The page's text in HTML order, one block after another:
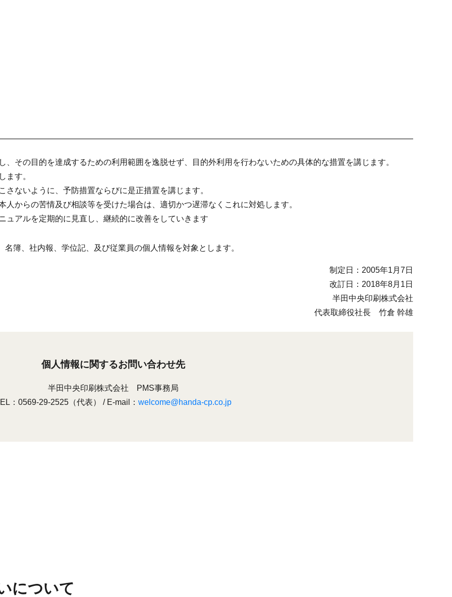
その目的を達成するための利用範囲を逸脱せず、目的外利用を行わないための具体的な措置を講じます。
ます。
ないように、予防措置ならびに是正措置を講じます。
からの苦情及び相談等を受けた場合は、適切かつ遅滞なくこれに対処します。
ュアルを定期的に見直し、継続的に改善をしていきます
簿、社内報、学位記、及び従業員の個人情報を対象とします。
制定日：2005年1月7日
改訂日：2018年8月1日
半田中央印刷株式会社
代表取締役社長 竹倉 幹雄
個人情報に関するお問い合わせ先
半田中央印刷株式会社 PMS事務局
：0569-29-2525（代表） / E-mail： welcome@handa-cp.co.jp
について